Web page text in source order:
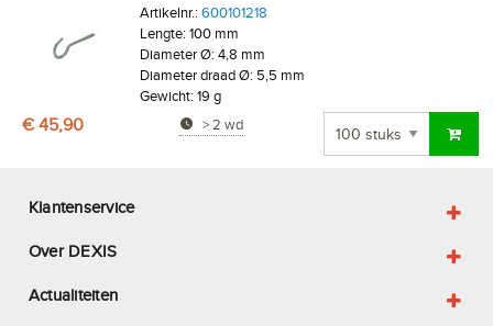
Artikelnr.: 600101218
Lengte: 100 mm
Diameter Ø: 4,8 mm
Diameter draad Ø: 5,5 mm
Gewicht: 19 g
€ 45,90 > 2 wd
Klantenservice
Over DEXIS
Actualiteiten